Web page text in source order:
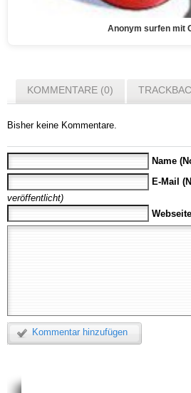
Anonym surfen mit
KOMMENTARE (0)
Bisher keine Kommentare.
Name
E-Mail
veröffentlicht)
Webseite
Kommentar hinzufügen